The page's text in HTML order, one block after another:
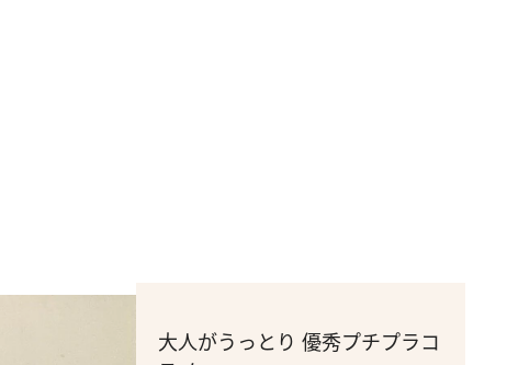
大人がうっとり 優秀プチプラコ